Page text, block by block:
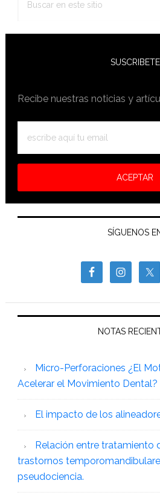
SUSCRIBETE
Recibe nuestras noticias y
SÍGUENOS
NOTAS
Micro-Perforaciones ¿El
Acelerar el Movimiento Dental?
El impacto de los
Relación entre tratamiento
trastornos
pseudociencia.